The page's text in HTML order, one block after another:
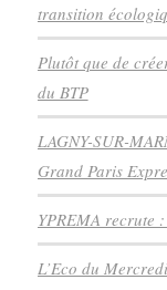
transition
Plutôt que de
du BTP
LAGNY-SUR-
Grand Paris
YPREMA recrute
L’Eco du